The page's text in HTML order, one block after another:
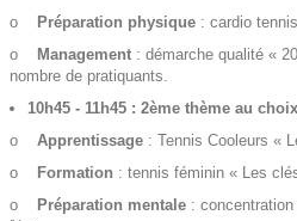
o Préparation physique : cardio
o Management : démarche qualité «
nombre de pratiquants.
10h45 - 11h45 : 2ème thème au
o Apprentissage : Tennis Cooleurs «
o Formation : tennis féminin « Les
o Préparation mentale :